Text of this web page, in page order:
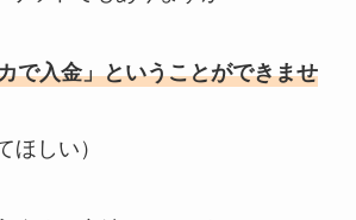
で入金」ということができませ
ほしい）